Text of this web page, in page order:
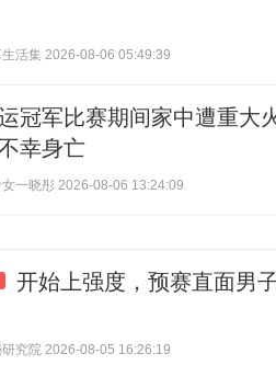
活集 2026-08-06 05:49:39
冠军比赛期间家中遭重大
幸身亡
女一晓彤 2026-08-06 13:24:09
开始上强度，预赛直面男
究院 2026-08-05 16:26:19